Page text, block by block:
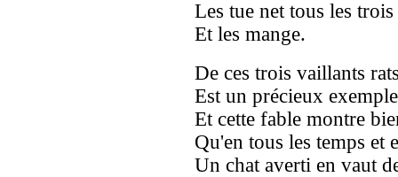
Les tue net tous les trois
Et les mange.
De ces trois vaillants
Est un précieux
Et cette fable montre
Qu'en tous les temps et
Un chat averti en vaut